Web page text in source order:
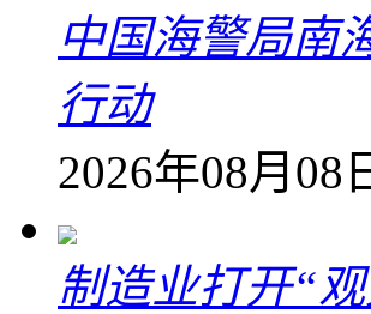
中国海警局南
行动
2026年08月08
制造业打开“